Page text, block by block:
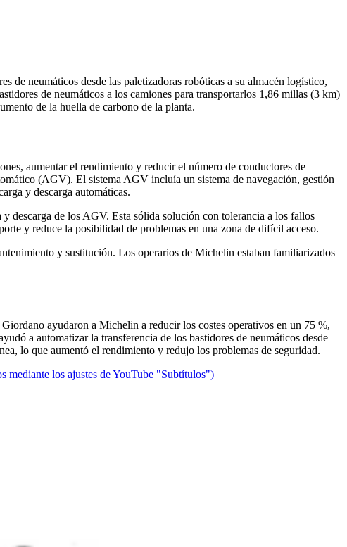
de neumáticos desde las paletizadoras robóticas a su almacén logístico,
de neumáticos a los camiones para transportarlos 1,86 millas (3 km)
de la huella de carbono de la planta.
aumentar el rendimiento y reducir el número de conductores de
(AGV). El sistema AGV incluía un sistema de navegación, gestión
y descarga automáticas.
y descarga de los AGV. Esta sólida solución con tolerancia a los fallos
y reduce la posibilidad de problemas en una zona de difícil acceso.
y sustitución. Los operarios de Michelin estaban familiarizados
ayudaron a Michelin a reducir los costes operativos en un 75 %,
a automatizar la transferencia de los bastidores de neumáticos desde
lo que aumentó el rendimiento y redujo los problemas de seguridad.
mediante los ajustes de YouTube "Subtítulos")